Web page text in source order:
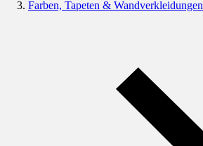
Farben, Tapeten & Wandverkleidungen